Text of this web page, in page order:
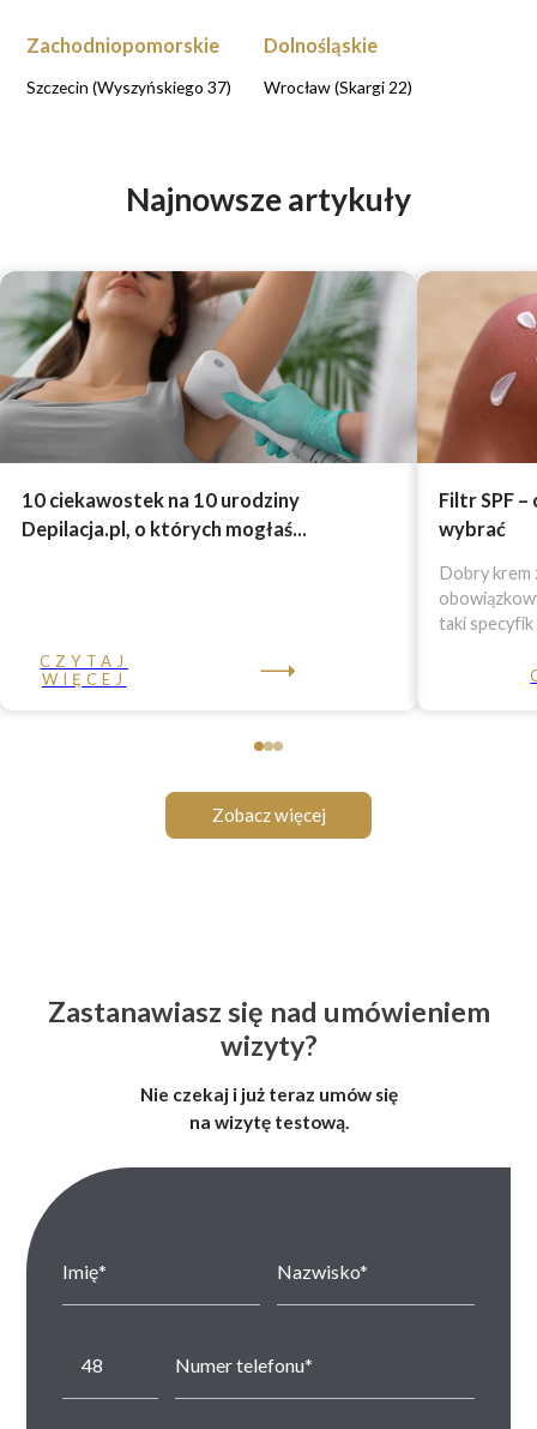
Zachodniopomorskie
Szczecin (Wyszyńskiego 37)
Dolnośląskie
Wrocław (Skargi 22)
Najnowsze artykuły
10 ciekawostek na 10 urodziny
Depilacja.pl, o których mogłaś...
CZYTAJ
WIĘCEJ
Filtr SPF
wybrać
Dobry krem
taki specyfik
Zobacz więcej
Zastanawiasz się nad umówieniem
wizyty?
Nie czekaj i już teraz umów się
na wizytę testową.